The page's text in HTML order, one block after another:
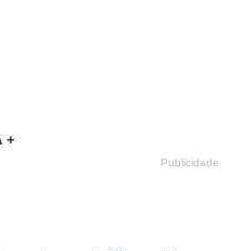
+
Publicidade